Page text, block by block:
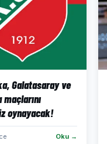
Galatasaray ve
maçlarını
oynayacak!
Oku →